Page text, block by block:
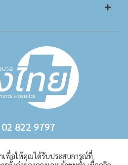
02 822 9797
าเพื่อให้คุณได้รับประสบการณ์ที่